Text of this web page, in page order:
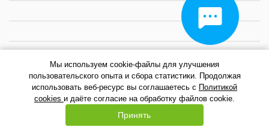
Мы используем cookie-файлы для улучшения
пользовательского опыта и сбора статистики. Продолжая
использовать веб-ресурс вы соглашаетесь с Политикой
cookies и даёте согласие на обработку файлов cookie.
Принять
Поиск Корзина
0
Избранное